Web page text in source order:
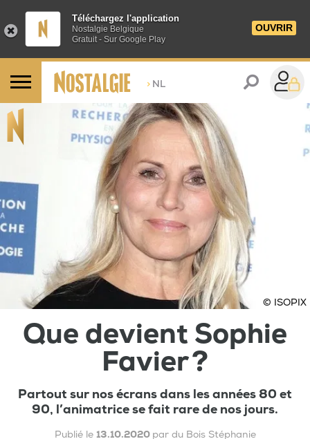
Téléchargez l'application
Nostalgie Belgique
Gratuit - Sur Google Play
OUVRIR
> NL
© ISOPIX
Que devient Sophie
Favier ?
Partout sur nos écrans dans les années 80 et
90, l’animatrice se fait rare de nos jours.
Publié le 13.10.2020 par du Bois Stéphanie